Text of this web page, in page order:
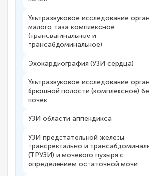
Ультразвуковое исследование
малого таза комплексное
(трансвагинальное и
трансабдоминальное)
Эхокардиография (УЗИ сердца)
Ультразвуковое исследование
брюшной полости (комплексное)
почек
УЗИ области аппендикса
УЗИ предстательной железы
трансректально и
(ТРУЗИ) и мочевого пузыря с
определением остаточной мочи